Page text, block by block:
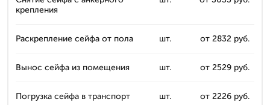
крепления
Раскрепление сейфа от пола шт. от 2832 руб.
Вынос сейфа из помещения шт. от 2529 руб.
Погрузка сейфа в транспорт шт. от 2226 руб.